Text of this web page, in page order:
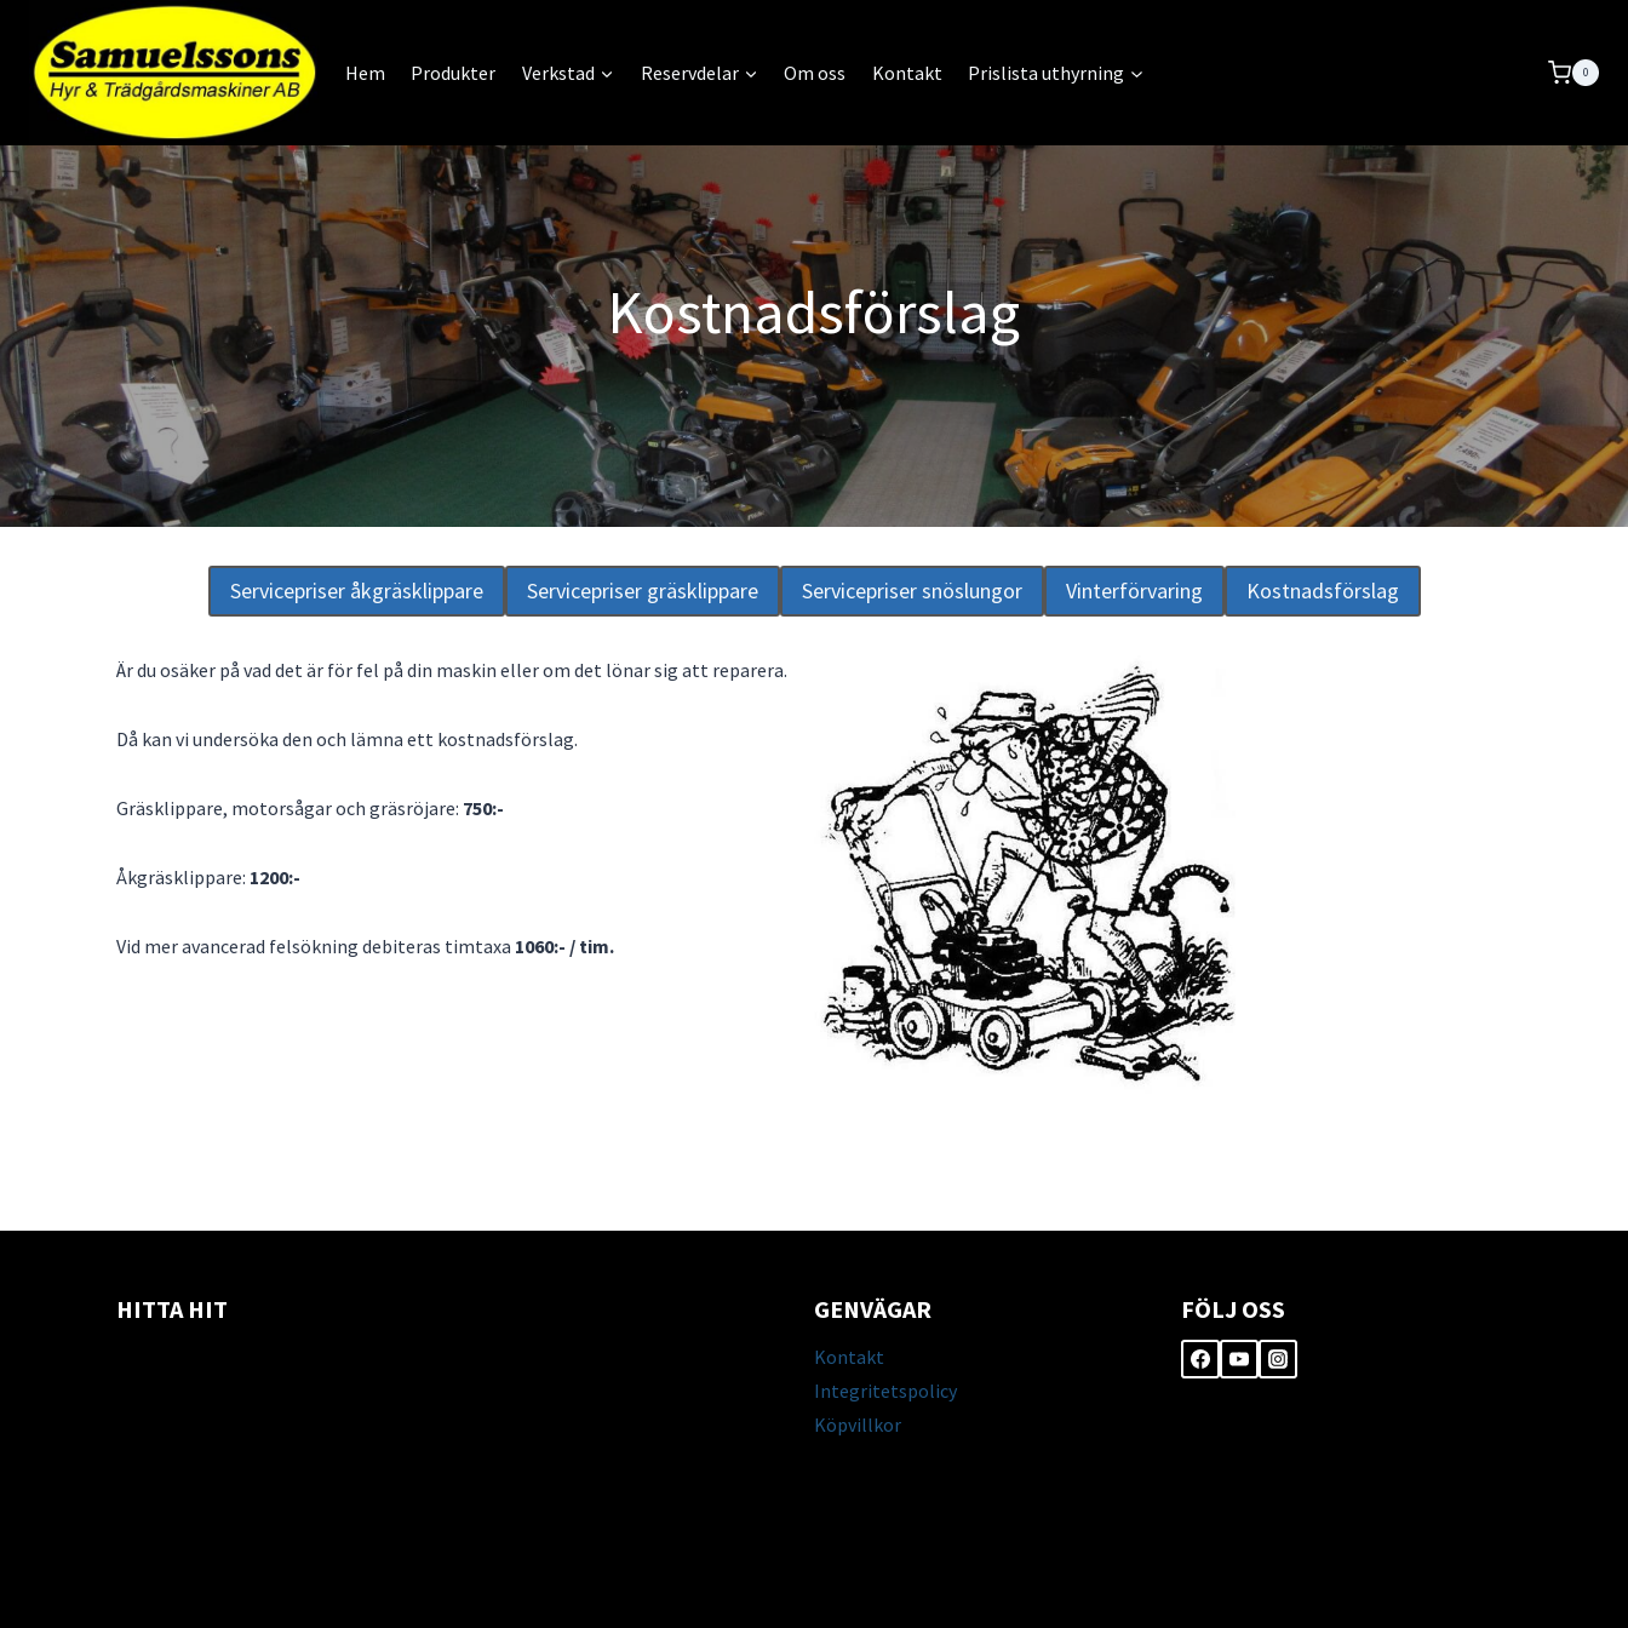
content
Hem Produkter Verkstad Reservdelar Om oss Kontakt Prislista uthyrning 0
Kostnadsförslag
Servicepriser åkgräsklippare Servicepriser gräsklippare Servicepriser snöslungor Vinterförvaring Kostnadsförslag
Är du osäker på vad det är för fel på din maskin eller om det lönar sig att reparera.
Då kan vi undersöka den och lämna ett kostnadsförslag.
Gräsklippare, motorsågar och gräsröjare: 750:-
Åkgräsklippare: 1200:-
Vid mer avancerad felsökning debiteras timtaxa 1060:- / tim.
HITTA HIT GENVÄGAR
Kontakt
Integritetspolicy
Köpvillkor
FÖLJ OSS